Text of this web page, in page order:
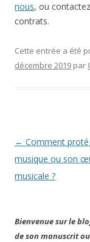
nous, ou
contrats.
Cette entrée a été
décembre 2019 par
Navigation
des
articles
← Comment
musique ou son
musicale ?
Bienvenue sur le
de son manuscrit